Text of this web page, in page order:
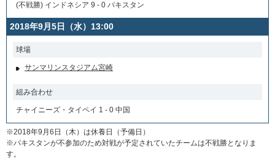
(不戦勝) インドネシア 9 - 0 パキスタン
2018年9月5日（水）13:00
球場
サンマリンスタジアム宮崎
組み合わせ
チャイニーズ・タイペイ 1 - 0 中国
※2018年9月6日（木）は休養日（予備日）
※パキスタンが不参加のため対戦が予定されていたチームは不戦勝となりま
す。